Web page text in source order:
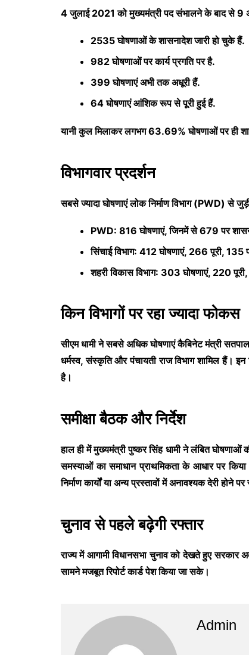
4 जुलाई 2021 को मुख्यमंत्री पद संभालने के बाद से
2535 घोषणाओं के शासनादेश जारी हो चुके हैं.
982 घोषणाओं पर कार्य प्रगति पर है.
399 घोषणाएं अभी तक अधूरी हैं.
64 घोषणाएं आंशिक रूप से पूरी हुई हैं.
यानी कुल मिलाकर लगभग 63.69% घोषणाओं पर ही
विभागवार प्रदर्शन
सबसे ज्यादा घोषणाएं लोक निर्माण विभाग (PWD) से
PWD: 816 घोषणाएं, जिनमें से 679 पर
सिंचाई विभाग: 412 घोषणाएं, 266 पूरी, 135
शहरी विकास विभाग: 303 घोषणाएं, 220
किन विभागों पर रहा ज्यादा फोकस
सीएम धामी ने सबसे अधिक घोषणाएं कैबिनेट मंत्री
धर्मस्व, संस्कृति और पंचायती राज विभाग शामिल हैं।इन
है।
समीक्षा बैठक और निर्देश
हाल ही में मुख्यमंत्रीपुष्कर सिंह धामीने लंबित घोषणाओं
समस्याओं का समाधान प्राथमिकता के आधार पर
निर्माण कार्यों या अन्य प्रस्तावों में अनावश्यक देरी होने
चुनाव से पहले बढ़ेगी रफ्तार
राज्य में आगामी विधानसभा चुनाव को देखते हुए
सामने मजबूत रिपोर्ट कार्ड पेश किया जा सके।
Admin